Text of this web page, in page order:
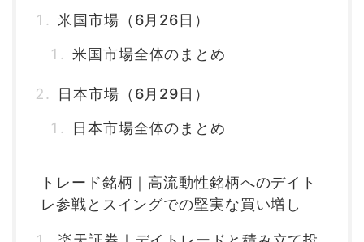
米国市場（6月26日）
米国市場全体のまとめ
日本市場（6月29日）
日本市場全体のまとめ
トレード銘柄｜高流動性銘柄へのデイト
レ参戦とスイングでの堅実な買い増し